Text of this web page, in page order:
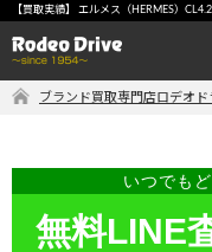
【買取実績】 エルメス（HERMES）
エルメス クリッパー CL4.210-ブランド買取
ブランド買取専門店ロデオド
いつでも
無料LINE